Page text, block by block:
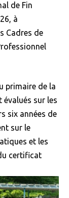
de Fin
à
Cadres de
primaire de la
sur les
six années de
sur le
et les
certificat